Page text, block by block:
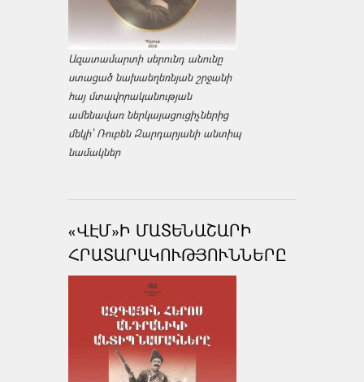
Ազատամարտի սերունդ անունը
ստացած նախաեղեռնյան շրջանի
հայ մտավորականության
ամենավառ ներկայացուցիչներից
մեկի՝ Ռուբեն Զարդարյանի անտիպ
նամակներ
«ՎԷՄ»Ի ՄԱՏԵՆԱՇԱՐԻ
ՀՐԱՏԱՐԱԿՈՒԹՅՈՒՆՆԵՐԸ